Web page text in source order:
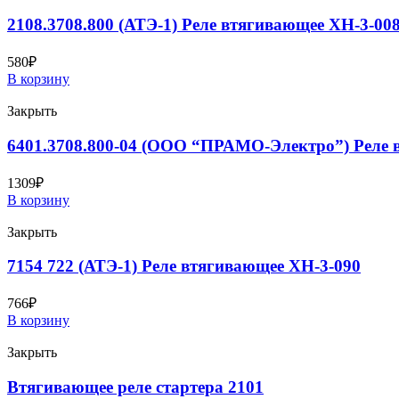
2108.3708.800 (АТЭ-1) Реле втягивающее XH-3-008
580₽
В корзину
Закрыть
6401.3708.800-04 (ООО “ПРАМО-Электро”) Реле
1309₽
В корзину
Закрыть
7154 722 (АТЭ-1) Реле втягивающее XH-3-090
766₽
В корзину
Закрыть
Втягивающее реле стартера 2101